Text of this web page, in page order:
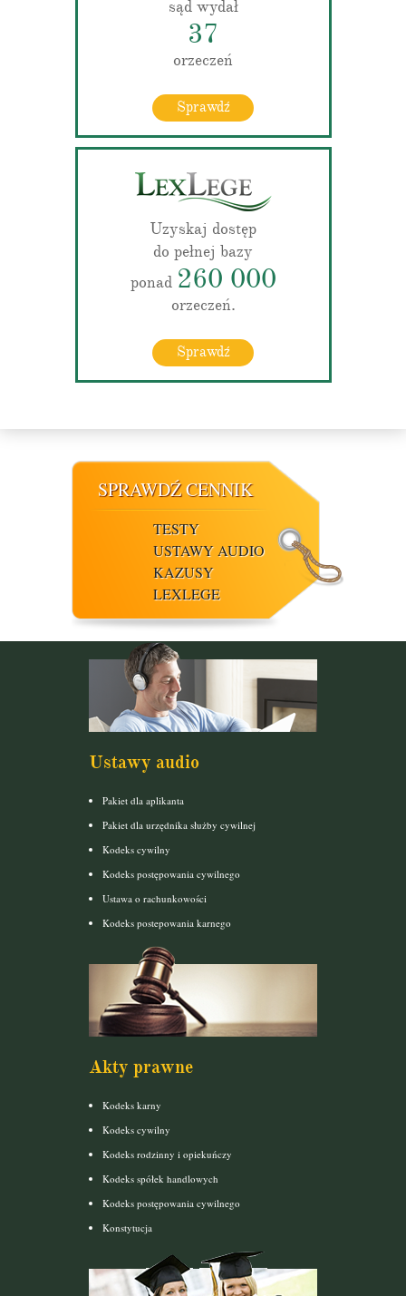
sąd wydał
37
orzeczeń
Sprawdź
Uzyskaj dostęp
do pełnej bazy
ponad 260 000
orzeczeń.
Sprawdź
SPRAWDŹ CENNIK
TESTY
USTAWY AUDIO
KAZUSY
LEXLEGE
Ustawy audio
Pakiet dla aplikanta
Pakiet dla urzędnika służby cywilnej
Kodeks cywilny
Kodeks postępowania cywilnego
Ustawa o rachunkowości
Kodeks postepowania karnego
Akty prawne
Kodeks karny
Kodeks cywilny
Kodeks rodzinny i opiekuńczy
Kodeks spółek handlowych
Kodeks postępowania cywilnego
Konstytucja